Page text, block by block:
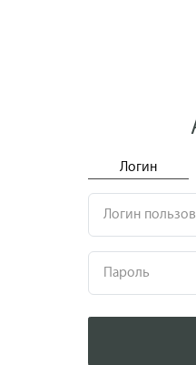
Логин
Логин
Пароль